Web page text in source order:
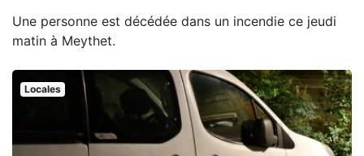
Une personne est décédée dans un incendie ce jeudi
matin à Meythet.
Locales